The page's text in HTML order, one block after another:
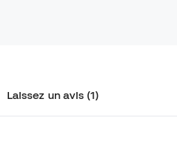
Laissez un avis (1)